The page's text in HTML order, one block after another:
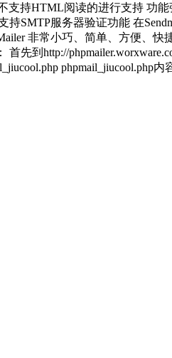
持HTML阅读的进行支持 功
SMTP服务器验证功能 在
非常小巧、简单、方便、快
到http://
phpmail_jiucool.php